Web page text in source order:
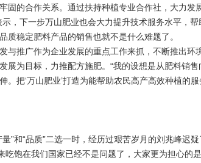
固的合作关系。通过扶持种植专业合作社，大力发
，下一步万山肥业也会大力提升技术服务水平，
质稳定肥料产品的销售也就不是什么难题了。
推广作为企业发展的重点工作来抓，不断推出环
展为目标，力推配方施肥。“我的设想是从肥料销
把‘万山肥业’打造为能帮助农民高产高效种植的
和“品质”二选一时，经历过艰苦岁月的刘兆峰迟
吃饱在我们国家已经不是问题了，大家更为担心的